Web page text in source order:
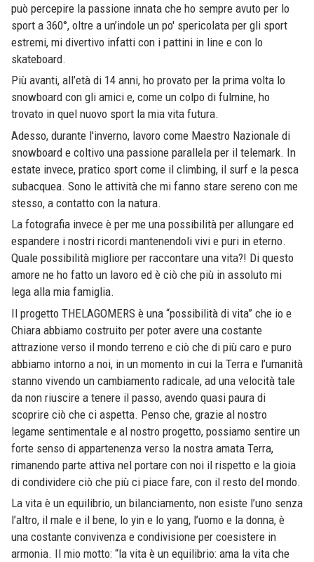
può percepire la passione innata che ho sempre avuto per lo
sport a 360°, oltre a un’indole un po' spericolata per gli sport
estremi, mi divertivo infatti con i pattini in line e con lo
skateboard.
Più avanti, all’età di 14 anni, ho provato per la prima volta lo
snowboard con gli amici e, come un colpo di fulmine, ho
trovato in quel nuovo sport la mia vita futura.
Adesso, durante l'inverno, lavoro come Maestro Nazionale di
snowboard e coltivo una passione parallela per il telemark. In
estate invece, pratico sport come il climbing, il surf e la pesca
subacquea. Sono le attività che mi fanno stare sereno con me
stesso, a contatto con la natura.
La fotografia invece è per me una possibilità per allungare ed
espandere i nostri ricordi mantenendoli vivi e puri in eterno.
Quale possibilità migliore per raccontare una vita?! Di questo
amore ne ho fatto un lavoro ed è ciò che più in assoluto mi
lega alla mia famiglia.
Il progetto THELAGOMERS è una “possibilità di vita” che io e
Chiara abbiamo costruito per poter avere una costante
attrazione verso il mondo terreno e ciò che di più caro e puro
abbiamo intorno a noi, in un momento in cui la Terra e l’umanità
stanno vivendo un cambiamento radicale, ad una velocità tale
da non riuscire a tenere il passo, avendo quasi paura di
scoprire ciò che ci aspetta. Penso che, grazie al nostro
legame sentimentale e al nostro progetto, possiamo sentire un
forte senso di appartenenza verso la nostra amata Terra,
rimanendo parte attiva nel portare con noi il rispetto e la gioia
di condividere ciò che più ci piace fare, con il resto del mondo.
La vita è un equilibrio, un bilanciamento, non esiste l’uno senza
l’altro, il male e il bene, lo yin e lo yang, l’uomo e la donna, è
una costante convivenza e condivisione per coesistere in
armonia. Il mio motto: “la vita è un equilibrio: ama la vita che